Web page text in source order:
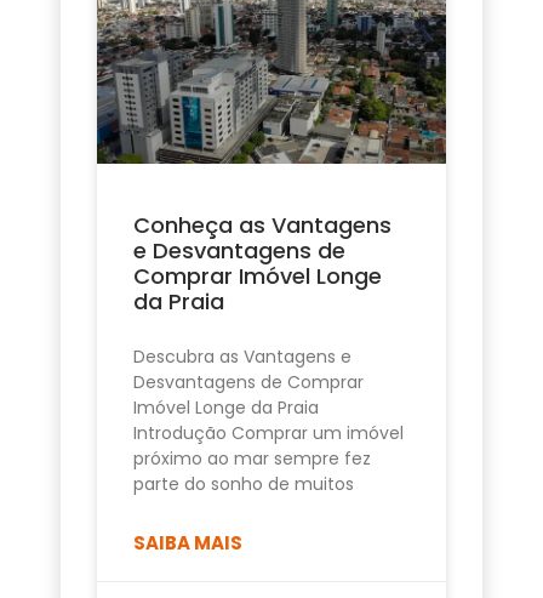
Conheça as Vantagens
e Desvantagens de
Comprar Imóvel Longe
da Praia
Descubra as Vantagens e
Desvantagens de Comprar
Imóvel Longe da Praia
Introdução Comprar um imóvel
próximo ao mar sempre fez
parte do sonho de muitos
SAIBA MAIS